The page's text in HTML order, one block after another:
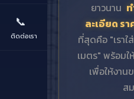
📞
ติดต่อเรา
ยาวนาน
ละเอียด ร
ที่สุดคือ "เรา
เมตร" พร้อม
เพื่อให้งาน
ส